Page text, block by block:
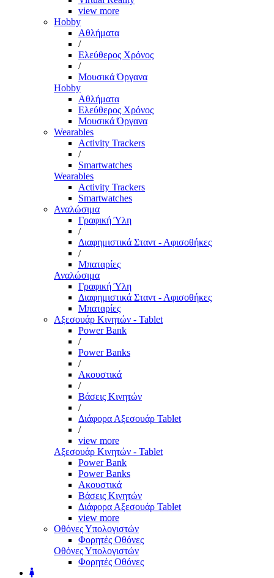
view more
Hobby
Αθλήματα
/
Ελεύθερος Χρόνος
/
Μουσικά Όργανα
Hobby
Αθλήματα
Ελεύθερος Χρόνος
Μουσικά Όργανα
Wearables
Activity Trackers
/
Smartwatches
Wearables
Activity Trackers
Smartwatches
Αναλώσιμα
Γραφική Ύλη
/
Διαφημιστικά Σταντ - Αφισοθήκες
/
Μπαταρίες
Αναλώσιμα
Γραφική Ύλη
Διαφημιστικά Σταντ - Αφισοθήκες
Μπαταρίες
Αξεσουάρ Κινητών - Tablet
Power Bank
/
Power Banks
/
Ακουστικά
/
Βάσεις Κινητών
/
Διάφορα Αξεσουάρ Tablet
/
view more
Αξεσουάρ Κινητών - Tablet
Power Bank
Power Banks
Ακουστικά
Βάσεις Κινητών
Διάφορα Αξεσουάρ Tablet
view more
Οθόνες Υπολογιστών
Φορητές Οθόνες
Οθόνες Υπολογιστών
Φορητές Οθόνες